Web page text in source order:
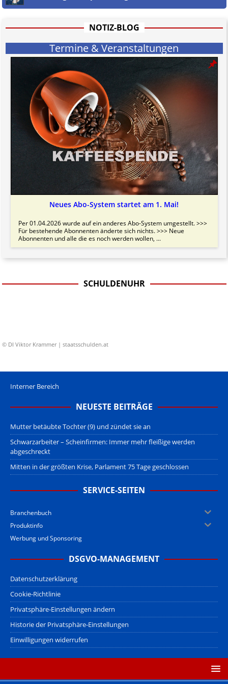
informativen Charakter.
NOTIZ-BLOG
Termine & Veranstaltungen
Neues Abo-System startet am 1. Mai!
Per 01.04.2026 wurde auf ein anderes Abo-System umgestellt. >>>
Für bestehende Abonnenten änderte sich nichts. >>> Neue
Abonnenten und alle die es noch werden wollen, ...
SCHULDENUHR
© DI Viktor Krammer | staatsschulden.at
Interner Bereich
NEUESTE BEITRÄGE
Mutter betäubte Tochter (9) und zündet sie an
Schwarzarbeiter – Scheinfirmen: Immer mehr fleißige werden
abgeschreckt
Mitten in der größten Krise, Parlament 75 Tage geschlossen
SERVICE-SEITEN
Branchenbuch
Produktinfo
Werbung und Sponsoring
DSGVO-MANAGEMENT
Datenschutzerklärung
Cookie-Richtlinie
Privatsphäre-Einstellungen ändern
Historie der Privatsphäre-Einstellungen
Einwilligungen widerrufen